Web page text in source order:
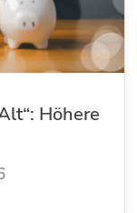
Höhere